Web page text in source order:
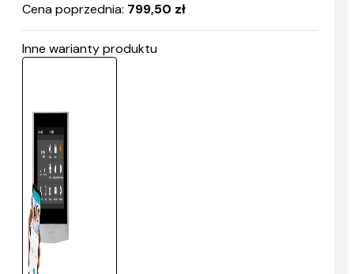
Cena poprzednia: 799,50 zł
Inne warianty produktu